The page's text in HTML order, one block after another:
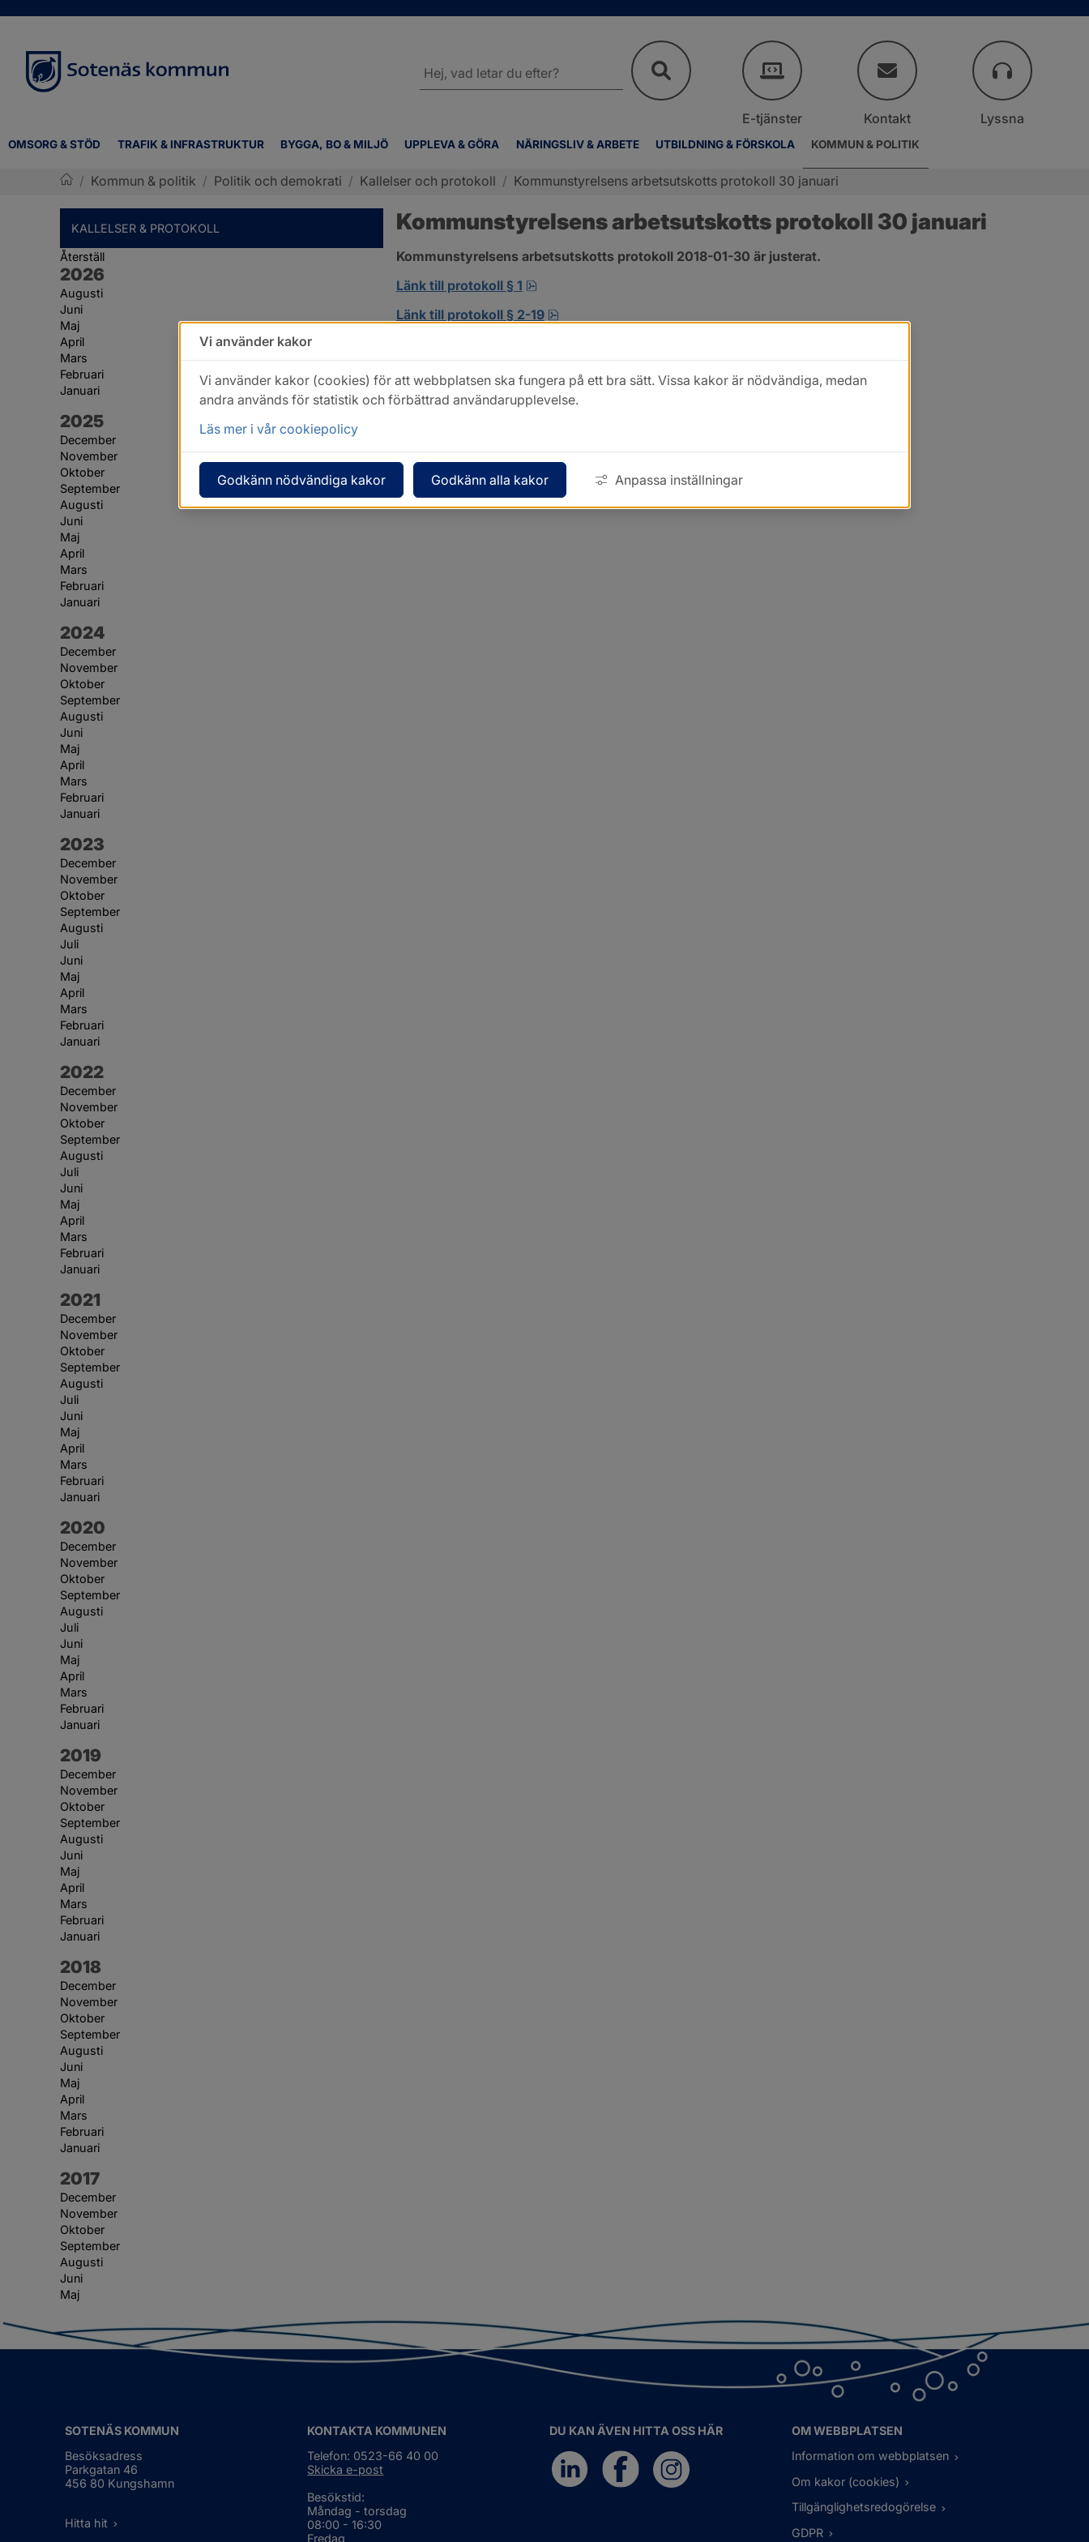
OMSORG & STÖD TRAFIK & INFRASTRUKTUR BYGGA, BO & MILJÖ UPPLEVA & GÖRA NÄRINGSLIV & ARBETE UTBILDNING & FÖRSKOLA KOMMUN & POLITIK
webbplatsen
E-tjänster Kontakt Lyssna
/ Kommun & politik / Politik och demokrati / Kallelser och protokoll / Kommunstyrelsens arbetsutskotts protokoll 30 januari
KALLELSER & PROTOKOLL
Återställ
År:
2026
Augusti
Juni
Maj
April
Mars
Februari
Januari
År:
2025
December
November
Oktober
September
Augusti
Juni
Maj
April
Mars
Februari
Januari
År:
2024
December
November
Oktober
September
Augusti
Juni
Maj
April
Mars
Februari
Januari
År:
2023
December
November
Oktober
September
Augusti
Juli
Juni
Maj
April
Mars
Februari
Januari
År:
2022
December
November
Oktober
September
Augusti
Juli
Juni
Maj
April
Mars
Februari
Januari
År:
2021
December
November
Oktober
September
Augusti
Juli
Juni
Maj
April
Mars
Februari
Januari
År:
2020
December
November
Oktober
September
Augusti
Juli
Juni
Maj
April
Mars
Februari
Januari
År:
2019
December
November
Oktober
September
Augusti
Juni
Maj
April
Mars
Februari
Januari
År:
2018
December
November
Oktober
September
Augusti
Juni
Maj
April
Mars
Februari
Januari
År:
2017
December
November
Oktober
September
Augusti
Juni
Maj
Kommunstyrelsens arbetsutskotts protokoll 30 januari
Kommunstyrelsens arbetsutskotts protokoll 2018-01-30 är justerat.
Länk till protokoll § 1
pdf, 138.3 kB, öppnas i nytt fönster.
Länk till protokoll § 2-19
pdf, 302.8 kB, öppnas i nytt fönster.
SOTENÄS KOMMUN
Besöksadress
Parkgatan 46
456 80 Kungshamn
Hitta hit
KONTAKTA KOMMUNEN
Telefon: 0523-66 40 00
Skicka e-post
Besökstid:
Måndag - torsdag
08:00 - 16:30
Fredag
DU KAN ÄVEN HITTA OSS HÄR
OM WEBBPLATSEN
Information om webbplatsen
Om kakor (cookies)
Tillgänglighetsredogörelse
GDPR
Vi använder kakor
Vi använder kakor (cookies) för att webbplatsen ska fungera på ett bra sätt. Vissa kakor är nödvändiga, medan
andra används för statistik och förbättrad användarupplevelse.
Läs mer i vår cookiepolicy
Godkänn nödvändiga kakor Godkänn alla kakor Anpassa inställningar